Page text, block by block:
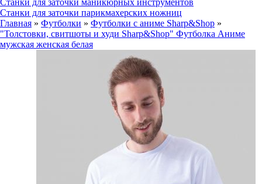
Станки для заточки маникюрных инструментов
Станки для заточки парикмахерских ножниц
Главная » Футболки » Футболки с аниме Sharp&Shop »
"Толстовки, свитшоты и худи Sharp&Shop" Футболка Аниме
мужская женская белая